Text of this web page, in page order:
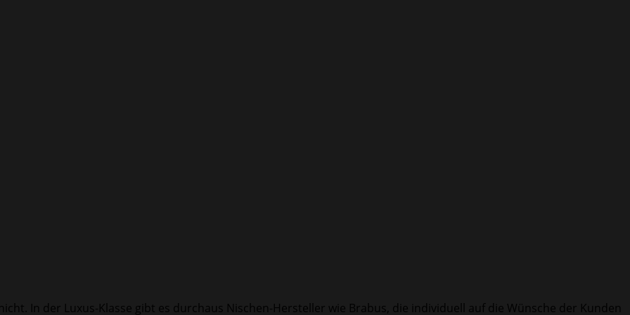
In der Luxus-Klasse gibt es durchaus Nischen-Hersteller wie Brabus, die individuell auf die Wünsche der Kunden